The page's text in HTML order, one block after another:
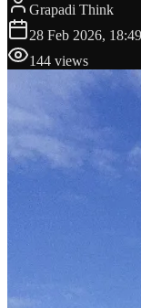
Grapadi Think
28 Feb 2026, 18:49
144 views